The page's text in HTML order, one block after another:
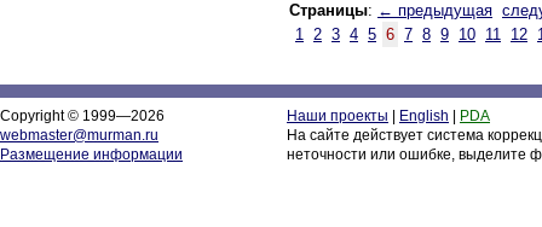
Страницы: ← предыдущая
1 2 3 4 5 6 7 8 9 10 11 12
Copyright © 1999—2026
webmaster@murman.ru
Размещение информации
Наши проекты English
PDA
На сайте действует система
неточности или ошибке, выделите